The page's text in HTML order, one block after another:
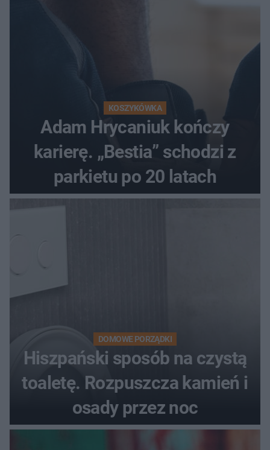
KOSZYKÓWKA
Adam Hrycaniuk kończy
karierę. „Bestia” schodzi z
parkietu po 20 latach
DOMOWE PORZĄDKI
Hiszpański sposób na czystą
toaletę. Rozpuszcza kamień i
osady przez noc